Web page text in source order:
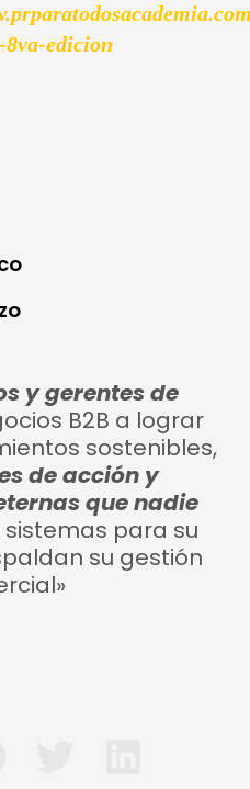
8va-edicion
y gerentes de
B2B a lograr
sostenibles,
de acción y
que nadie
para su
su gestión